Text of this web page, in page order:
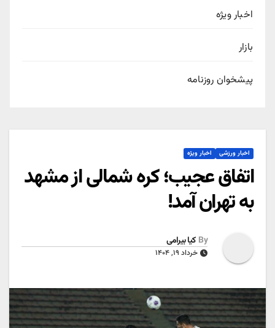
اخبار ویژه
بازار
پیشخوان روزنامه
اخبار ورزشی اخبار ویژه
اتفاق عجیب؛ کره شمالی از مشهد
به تهران آمد!
By کیا بیرامی
خرداد ۱۹, ۱۴۰۴